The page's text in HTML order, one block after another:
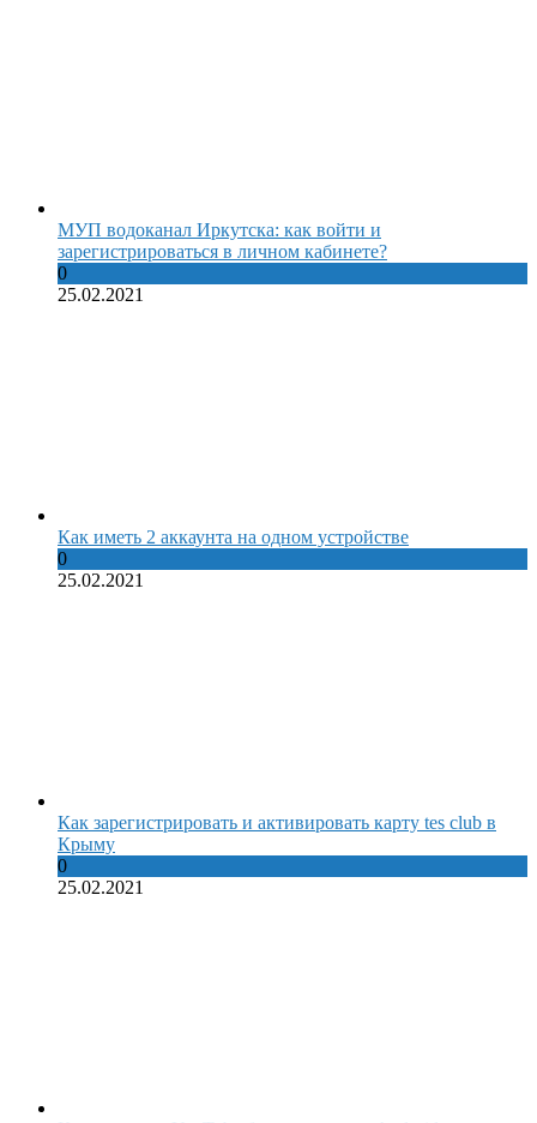
МУП водоканал Иркутска: как войти и
зарегистрироваться в личном кабинете?
0
25.02.2021
Как иметь 2 аккаунта на одном устройстве
0
25.02.2021
Как зарегистрировать и активировать карту tes club в
Крыму
0
25.02.2021